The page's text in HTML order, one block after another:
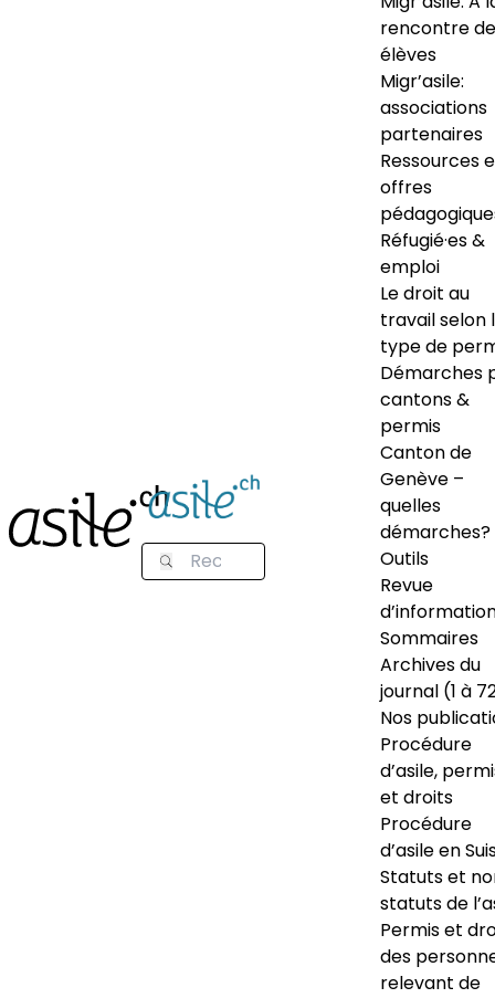
rencontre
élèves
Migr’asile:
associations
partenaires
Ressources
offres
Réfugié·es &
emploi
Le droit au
travail selon
type de
Démarches
cantons &
permis
Canton de
Genève –
quelles
démarches?
Outils
Revue
Sommaires
Archives du
journal (1 à
Nos
Procédure
d’asile,
et droits
Procédure
d’asile en
Statuts et
statuts de
Permis et
des
relevant de